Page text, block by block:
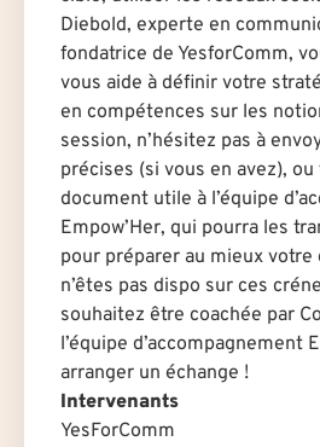
Diebold, experte en
fondatrice de YesforComm,
vous aide à définir votre
en compétences sur les
session, n’hésitez pas à
précises (si vous en avez),
document utile à l’équipe
Empow’Her, qui pourra les
pour préparer au mieux votre
n’êtes pas dispo sur ces
souhaitez être coachée par
l’équipe d’accompagnement
arranger un échange !
Intervenants
YesForComm